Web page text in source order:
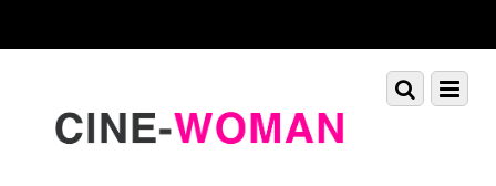
down
Menu
Scroll
down